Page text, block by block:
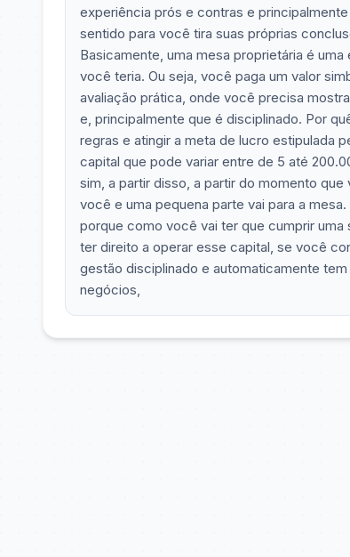
experiência prós e contras e
sentido para você tira suas próprias
Basicamente, uma mesa proprietária é
você teria. Ou seja, você paga um valor
avaliação prática, onde você precisa
e, principalmente que é disciplinado. Por
regras e atingir a meta de lucro estipulada
capital que pode variar entre de 5 até
sim, a partir disso, a partir do momento
você e uma pequena parte vai para a
porque como você vai ter que cumprir
ter direito a operar esse capital, se você
gestão disciplinado e automaticamente
negócios,